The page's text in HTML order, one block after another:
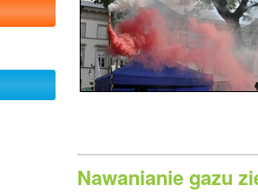
Nawanianie gazu